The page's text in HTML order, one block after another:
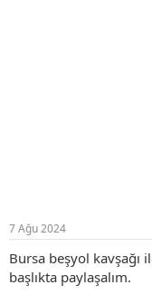
7 Ağu 2024
Bursa beşyol kavşağı
başlıkta paylaşalım.